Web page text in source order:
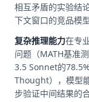
相互矛盾的实验结
下文窗口的竞品模
复杂推理能力在专
问题（MATH基准
3.5 Sonnet的
Thought），模型
步验证中间结果的